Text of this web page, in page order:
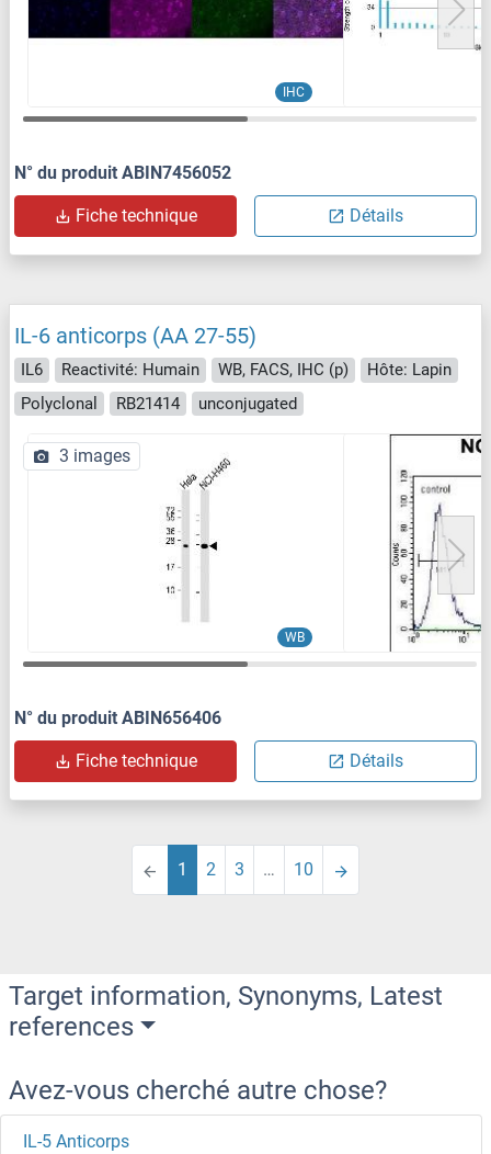
IHC
N° du produit ABIN7456052
Fiche technique Détails
IL-6 anticorps (AA 27-55)
IL6 Reactivité: Humain WB, FACS, IHC (p)
Hôte: Lapin
Polyclonal
RB21414 unconjugated
WB
3 images
N° du produit ABIN656406
Fiche technique Détails
1 2 3 … 10
Target information, Synonyms, Latest
references
Avez-vous cherché autre chose?
IL-5 Anticorps